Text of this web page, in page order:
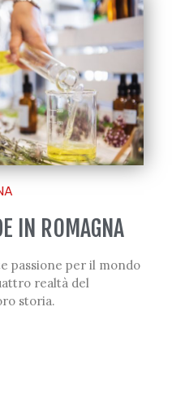
IN ROMAGNA
passione per il mondo
realtà del
storia.